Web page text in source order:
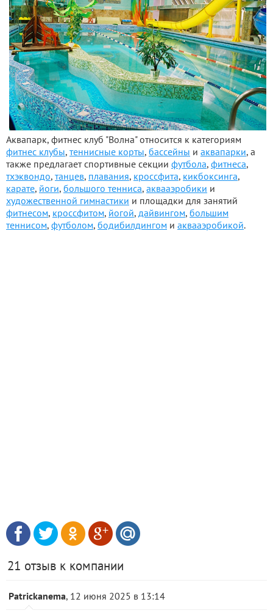
Аквапарк, фитнес клуб "Волна" относится к категориям
фитнес клубы, теннисные корты, бассейны и аквапарки, а
также предлагает спортивные секции футбола, фитнеса,
тхэквондо, танцев, плавания, кроссфита, кикбоксинга,
карате, йоги, большого тенниса, аквааэробики и
художественной гимнастики и площадки для занятий
фитнесом, кроссфитом, йогой, дайвингом, большим
теннисом, футболом, бодибилдингом и аквааэробикой.
21 отзыв к компании
Patrickanema, 12 июня 2025 в 13:14